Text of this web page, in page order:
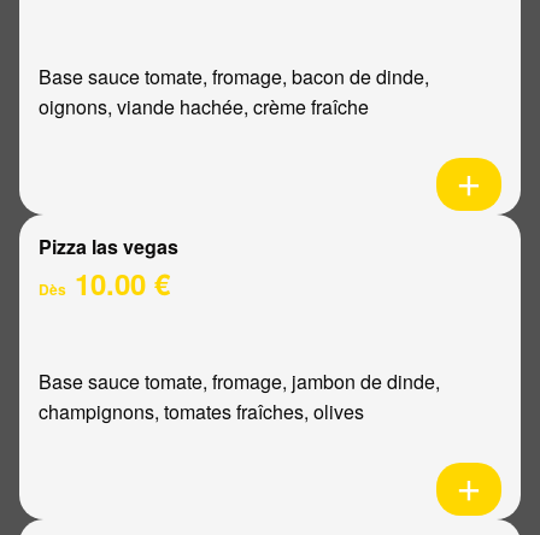
Base sauce tomate, fromage, bacon de dinde,
oignons, viande hachée, crème fraîche
Pizza las vegas
Dès 10.00 €
Base sauce tomate, fromage, jambon de dinde,
champignons, tomates fraîches, olives